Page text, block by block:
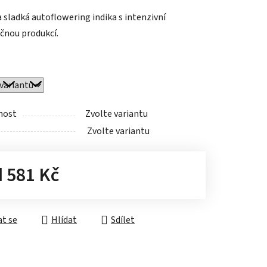
sladká autoflowering indika s intenzivní
produkcí.
Zvolte variantu
Zvolte variantu
581 Kč
se
Hlídat Sdílet